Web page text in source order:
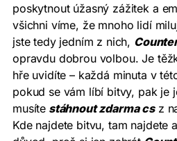
poskytnout úžasný zážitek a
všichni víme, že mnoho lidí
jste tedy jedním z nich,
opravdu dobrou volbou. Je
hře uvidíte – každá minuta v
pokud se vám líbí bitvy, pak je
musíte stáhnout zdarma csz
Kde najdete bitvu, tam najdete